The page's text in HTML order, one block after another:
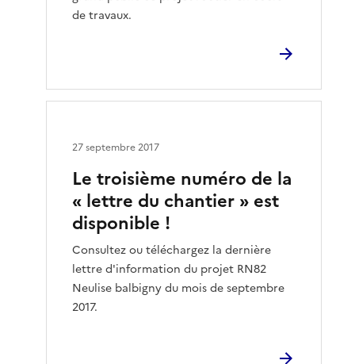
de travaux.
Le troisième numéro de la
« lettre du chantier » est
disponible !
Consultez ou téléchargez la dernière
lettre d'information du projet RN82
Neulise balbigny du mois de septembre
2017.
27 septembre 2017